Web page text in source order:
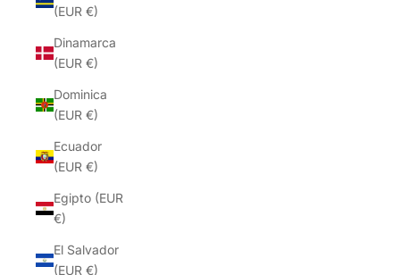
(EUR €)
Dinamarca
(EUR €)
Dominica
(EUR €)
Ecuador
(EUR €)
Egipto (EUR
€)
El Salvador
(EUR €)